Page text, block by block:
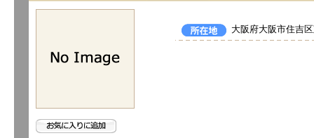
大阪府大阪市住吉